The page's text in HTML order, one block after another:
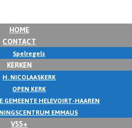
HOME
CONTACT
Spelregels
KERKEN
H. NICOLAASKERK
OPEN KERK
GEMEENTE HELEVOIRT-HAAREN
EMMAUS
V55+